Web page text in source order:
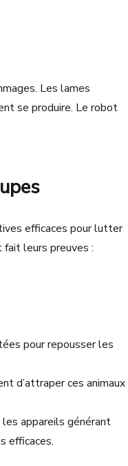
Les lames
se produire. Le robot
efficaces pour lutter
leurs preuves :
pour repousser les
d’attraper ces animaux
appareils générant
efficaces.